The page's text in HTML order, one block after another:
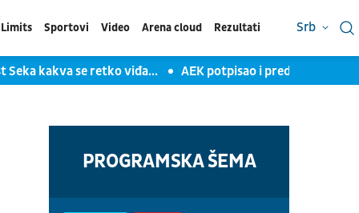
Limits Sportovi Video Arena cloud Rezultati Srb
kakva se retko viđa... AEK potpisao i predstavio kapitena
PROGRAMSKA ŠEMA